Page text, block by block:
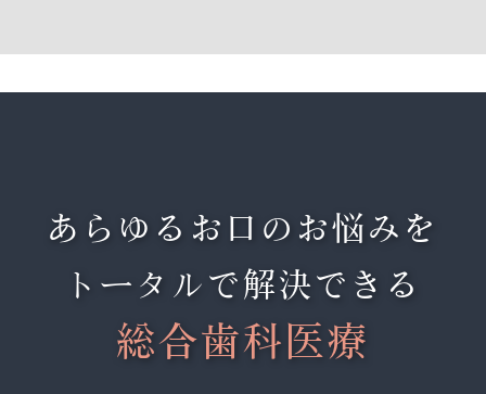
あらゆるお口のお悩みを
トータルで解決できる
総合歯科医療